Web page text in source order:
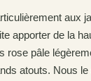
aux
apporter de la
rose pâle
atouts. Nous